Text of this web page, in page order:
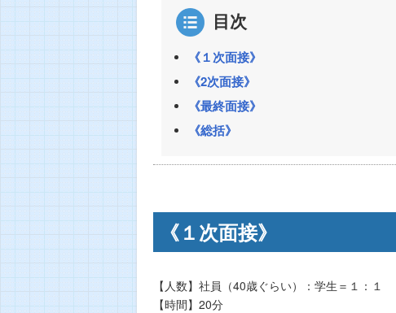
目次
《１次面接》
《2次面接》
《最終面接》
《総括》
《１次面接》
【人数】社員（40歳ぐらい）：学生＝１：１
【時間】20分